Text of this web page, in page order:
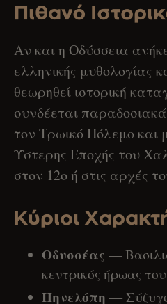
Πιθανό
Αν και η Οδύσσεια
ελληνικής μυθολογίας
θεωρηθεί ιστορική
συνδέεται
τον Τρωικό Πόλεμο και
Ύστερης Εποχής του
στον 12ο ή στις αρχές
Κύριοι
Οδυσσέας —
κεντρικός ήρωας
Πηνελόπη —